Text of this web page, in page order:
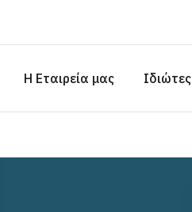
Η Εταιρεία μας Ιδιώτες